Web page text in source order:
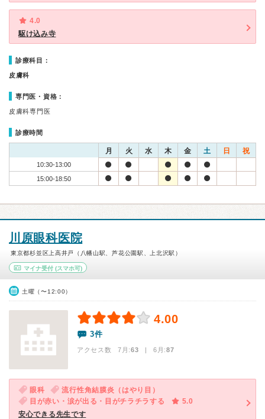
4.0
駆け込み寺
診療科目：
皮膚科
専門医・資格：
皮膚科専門医
診療時間
月 火 水 木 金 土 日 祝
10:30-13:00
15:00-18:50
川原眼科医院
東京都杉並区上高井戸（八幡山駅、芦花公園駅、上北沢駅）
マイナ受付 (スマホ可)
土曜（〜12:00）
4.00
3件
アクセス数 7月:63 | 6月:87
眼科
流行性角結膜炎（はやり目）
目が赤い・涙が出る・目がチラチラする
5.0
安心できる先生です